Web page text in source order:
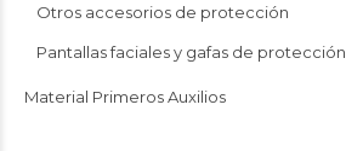
Otros accesorios de protección
Pantallas faciales y gafas de protección
Material Primeros Auxilios